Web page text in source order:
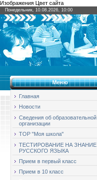
Изображения Цвет сайта
Понедельник, 10.08.2026, 10:00
Меню
Главная
Новости
Сведения об образовательной
организации
ТОР "Моя школа"
ТЕСТИРОВАНИЕ НА ЗНАНИЕ
РУССКОГО ЯЗЫКА
Прием в первый класс
Прием в 10 класс